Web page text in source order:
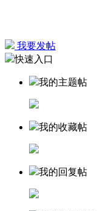
我要发帖
快速入口
我的主题帖
我的收藏帖
我的回复帖